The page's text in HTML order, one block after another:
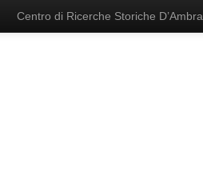
Centro di Ricerche Storiche D’Ambra